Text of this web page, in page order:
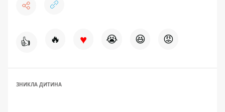
👍 🔥 ♥ 😭 😆 😡
ЗНИКЛА ДИТИНА